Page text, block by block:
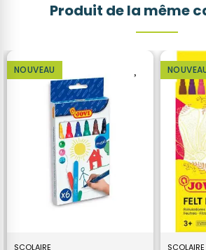
Produit de la même
NOUVEAU
SCOLAIRE SCOLAIRE